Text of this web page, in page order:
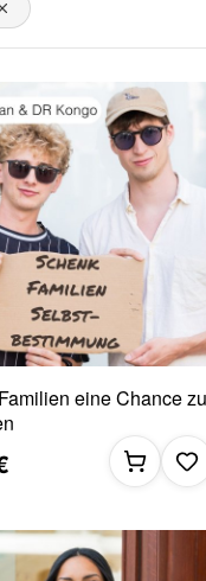
Dies entfernen
eine Chance zu